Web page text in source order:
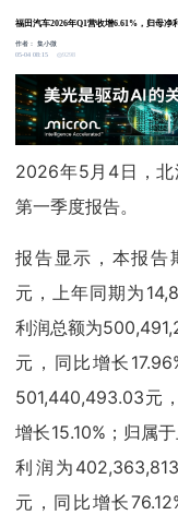
福田汽车2026年Q1营收增6.61%，归母净
作者：集小微
05-04 08:15
9298
2026年5月4日，
第一季度报告。
报告显示，本报告
元，上年同期为
利润总额为
元，同比增长
501,440,493.03元
增长15.10%；归属
利润为
元，同比增长